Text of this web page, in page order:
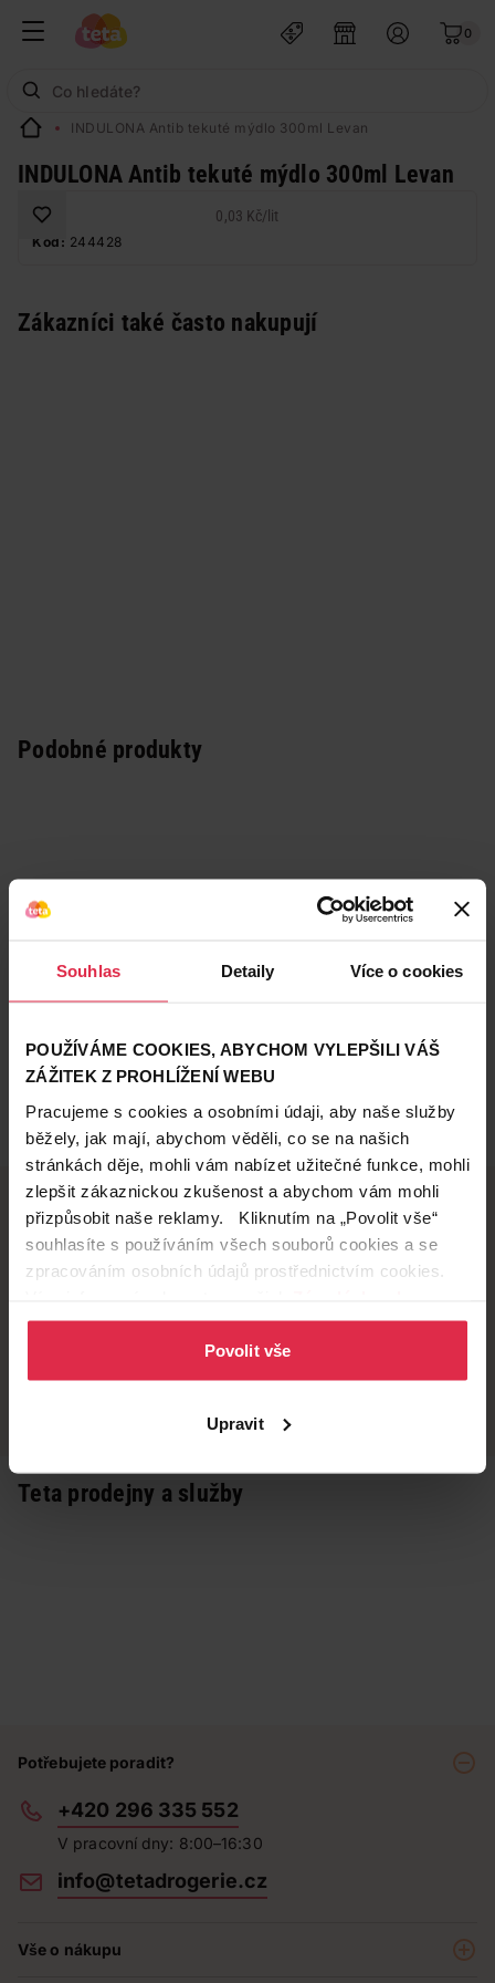
Souhlas Detaily Více o cookies
POUŽÍVÁME COOKIES, ABYCHOM VYLEPŠILI VÁŠ
ZÁŽITEK Z PROHLÍŽENÍ WEBU
Pracujeme s cookies a osobními údaji, aby naše služby
běžely, jak mají, abychom věděli, co se na našich
stránkách děje, mohli vám nabízet užitečné funkce, mohli
zlepšit zákaznickou zkušenost a abychom vám mohli
přizpůsobit naše reklamy. Kliknutím na „Povolit vše“
souhlasíte s používáním všech souborů cookies a se
zpracováním osobních údajů prostřednictvím cookies.
osobních údajů.
Povolit vše
Upravit
0
INDULONA Antib tekuté mýdlo 300ml Levan
INDULONA Antib tekuté mýdlo 300ml Levan
0,03 Kč/ lit
Kód: 244428
Zákazníci také často nakupují
Podobné produkty
Doručení zdarma
při nákupu nad 1 200 Kč
Věrnostní slevy
ušetřete s Teta klubem
Vyzvednutí na
Široká síť prodejen
Teta prodejny a služby
Potřebujete poradit?
+420 296 335 552
V pracovní dny: 8:00–16:30
info@tetadrogerie.cz
Vše o nákupu